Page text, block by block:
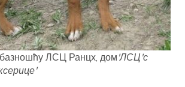
ЛСЦ Ранцх, дом 'ЛСЦ'с